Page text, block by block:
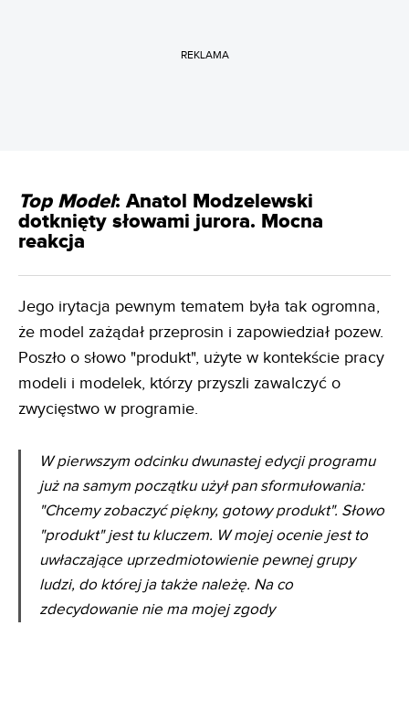
REKLAMA
Top Model: Anatol Modzelewski
dotknięty słowami jurora. Mocna
reakcja
Jego irytacja pewnym tematem była tak ogromna,
że model zażądał przeprosin i zapowiedział pozew.
Poszło o słowo "produkt", użyte w kontekście pracy
modeli i modelek, którzy przyszli zawalczyć o
zwycięstwo w programie.
W pierwszym odcinku dwunastej edycji programu
już na samym początku użył pan sformułowania:
"Chcemy zobaczyć piękny, gotowy produkt". Słowo
"produkt" jest tu kluczem. W mojej ocenie jest to
uwłaczające uprzedmiotowienie pewnej grupy
ludzi, do której ja także należę. Na co
zdecydowanie nie ma mojej zgody